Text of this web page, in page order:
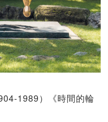
1989）《時間的輪